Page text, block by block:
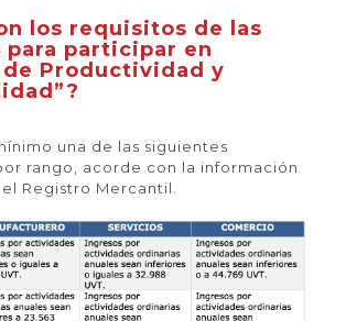
los requisitos de las
para participar en
de Productividad y
una de las siguientes
rango, acorde con la información
Registro Mercantil.